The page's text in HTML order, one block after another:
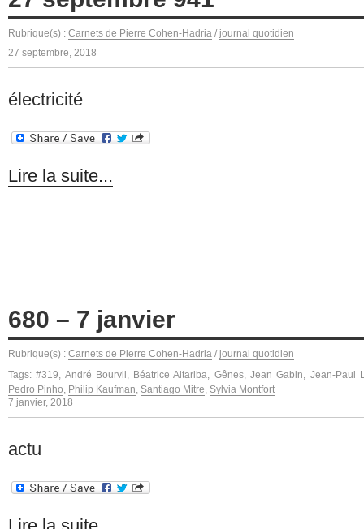
Rubrique(s) : Carnets de Pierre Cohen-Hadria / journal quotidien
27 septembre, 2018
électricité
Lire la suite...
680 – 7 janvier
Rubrique(s) : Carnets de Pierre Cohen-Hadria / journal quotidien
Tags:#319 André Bourvil Béatrice Altariba Gênes, Jean Gabin
Jean-Paul
Pedro Pinho Philip Kaufman Santiago Mitre Sylvia Montfort
7 janvier, 2018
actu